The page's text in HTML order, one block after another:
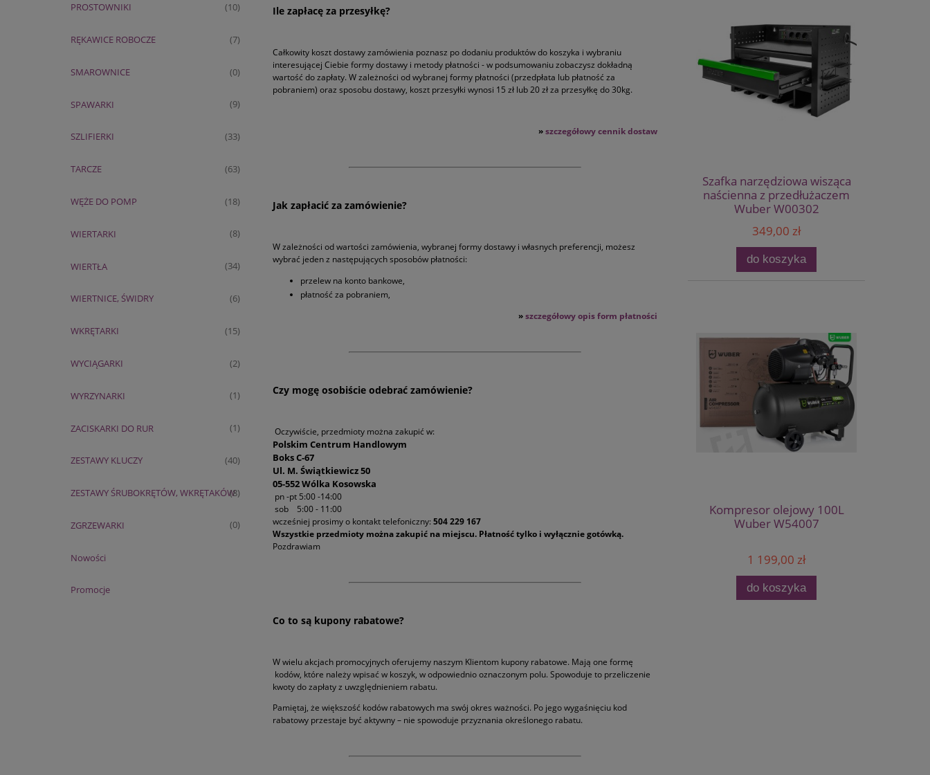
PROSTOWNIKI (10)
RĘKAWICE ROBOCZE (7)
SMAROWNICE (0)
SPAWARKI (9)
SZLIFIERKI (33)
TARCZE (63)
WĘŻE DO POMP (18)
WIERTARKI (8)
WIERTŁA (34)
WIERTNICE, ŚWIDRY (6)
WKRĘTARKI (15)
WYCIĄGARKI (2)
WYRZYNARKI (1)
ZACISKARKI DO RUR (1)
ZESTAWY KLUCZY (40)
ZESTAWY ŚRUBOKRĘTÓW, WKRĘTAKÓW(8)
ZGRZEWARKI (0)
Nowości
Promocje
Ile zapłacę za przesyłkę?
Całkowity koszt dostawy zamówienia poznasz po dodaniu produktów do koszyka i wybraniu
interesującej Ciebie formy dostawy i metody płatności - w podsumowaniu zobaczysz dokładną
wartość do zapłaty. W zależności od wybranej formy płatności (przedpłata lub płatność za
pobraniem) oraz sposobu dostawy, koszt przesyłki wynosi 15 zł lub 20 zł za przesyłkę do 30kg.
»szczegółowy cennik dostaw
Jak zapłacić za zamówienie?
W zależności od wartości zamówienia, wybranej formy dostawy i własnych preferencji, możesz
wybrać jeden z następujących sposobów płatności:
przelew na konto bankowe,
płatność za pobraniem,
»szczegółowy opis form płatności
Czy mogę osobiście odebrać zamówienie?
Oczywiście, przedmioty można zakupić w:
Polskim Centrum Handlowym
Boks C-67
Ul. M. Świątkiewicz 50
05-552 Wólka Kosowska
pn -pt 5:00 -14:00
sob 5:00 - 11:00
wcześniej prosimy o kontakt telefoniczny: 504 229 167
Wszystkie przedmioty można zakupić na miejscu. Płatność tylko i wyłącznie gotówką.
Pozdrawiam
Co to są kupony rabatowe?
W wielu akcjach promocyjnych oferujemy naszym Klientom kupony rabatowe. Mają one formę
kodów, które należy wpisać w koszyk, w odpowiednio oznaczonym polu. Spowoduje to przeliczenie
kwoty do zapłaty z uwzględnieniem rabatu.
Pamiętaj, że większość kodów rabatowych ma swój okres ważności. Po jego wygaśnięciu kod
rabatowy przestaje być aktywny – nie spowoduje przyznania określonego rabatu.
Szafka narzędziowa wisząca
naścienna z przedłużaczem
Wuber W00302
349,00 zł
do koszyka
Kompresor olejowy 100L
Wuber W54007
1 199,00 zł
do koszyka